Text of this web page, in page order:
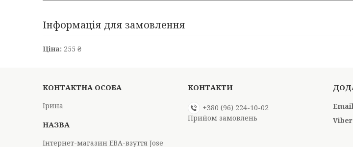
Інформація для замовлення
Ціна: 255 ₴
Ірина
Інтернет-магазин ЕВА-взуття Jose
+380 (96) 224-10-02
Прийом замовлень